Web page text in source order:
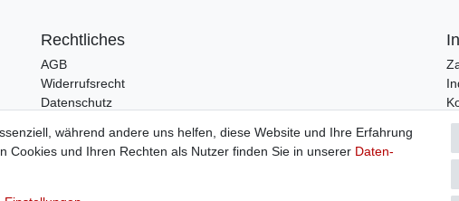
Rechtliches
AGB
Widerrufsrecht
Datenschutz
während andere uns helfen, diese Website und Ihre Erfahrung
und Ihren Rechten als Nutzer finden Sie in unserer Daten­